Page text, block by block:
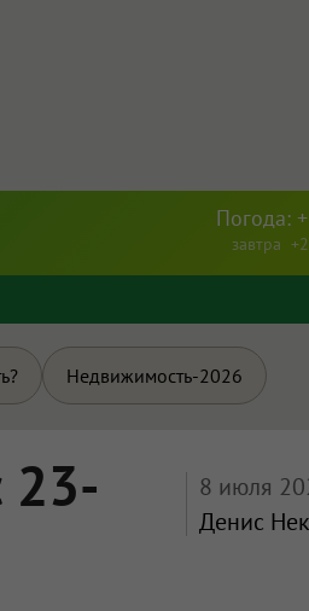
Погода:
завтра
Недвижимость-2026
23-
8 июля
Денис